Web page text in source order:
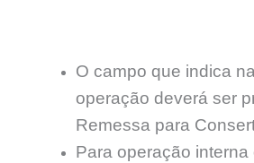
O campo que indica
operação deverá ser
Remessa para
Para operação